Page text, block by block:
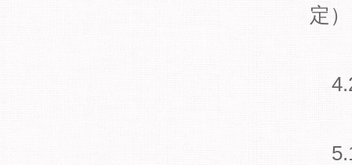
定